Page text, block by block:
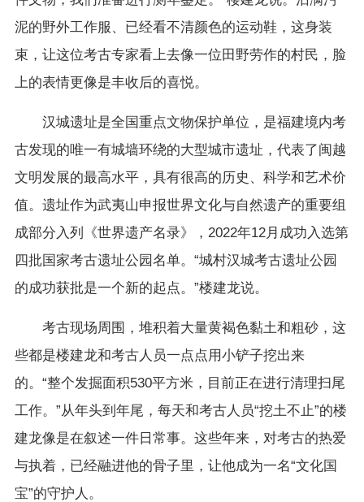
泥的野外工作服、已经看不清颜色的运动鞋，这身装
束，让这位考古专家看上去像一位田野劳作的村民，脸
上的表情更像是丰收后的喜悦。
汉城遗址是全国重点文物保护单位，是福建境内考
古发现的唯一有城墙环绕的大型城市遗址，代表了闽越
文明发展的最高水平，具有很高的历史、科学和艺术价
值。遗址作为武夷山申报世界文化与自然遗产的重要组
成部分入列《世界遗产名录》，2022年12月成功入选第
四批国家考古遗址公园名单。“城村汉城考古遗址公园
的成功获批是一个新的起点。”楼建龙说。
考古现场周围，堆积着大量黄褐色黏土和粗砂，这
些都是楼建龙和考古人员一点点用小铲子挖出来
的。“整个发掘面积530平方米，目前正在进行清理扫尾
工作。”从年头到年尾，每天和考古人员“挖土不止”的楼
建龙像是在叙述一件日常事。这些年来，对考古的热爱
与执着，已经融进他的骨子里，让他成为一名“文化国
宝”的守护人。